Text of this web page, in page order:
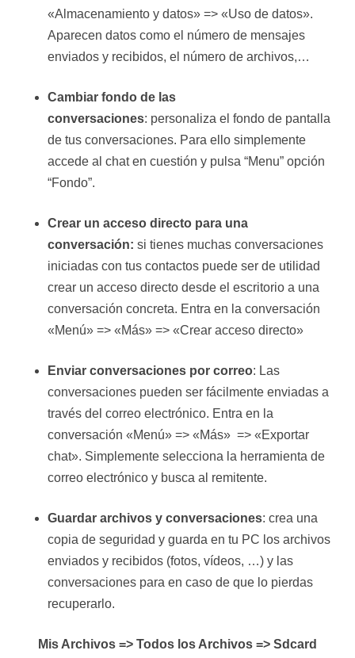
«Almacenamiento y datos» => «Uso de datos».
Aparecen datos como el número de mensajes
enviados y recibidos, el número de archivos,…
Cambiar fondo de las
conversaciones: personaliza el fondo de pantalla
de tus conversaciones. Para ello simplemente
accede al chat en cuestión y pulsa “Menu” opción
“Fondo”.
Crear un acceso directo para una
conversación: si tienes muchas conversaciones
iniciadas con tus contactos puede ser de utilidad
crear un acceso directo desde el escritorio a una
conversación concreta. Entra en la conversación
«Menú» => «Más» => «Crear acceso directo»
Enviar conversaciones por correo: Las
conversaciones pueden ser fácilmente enviadas a
través del correo electrónico. Entra en la
conversación «Menú» => «Más» => «Exportar
chat». Simplemente selecciona la herramienta de
correo electrónico y busca al remitente.
Guardar archivos y conversaciones: crea una
copia de seguridad y guarda en tu PC los archivos
enviados y recibidos (fotos, vídeos, …) y las
conversaciones para en caso de que lo pierdas
recuperarlo.
Mis Archivos => Todos los Archivos => Sdcard